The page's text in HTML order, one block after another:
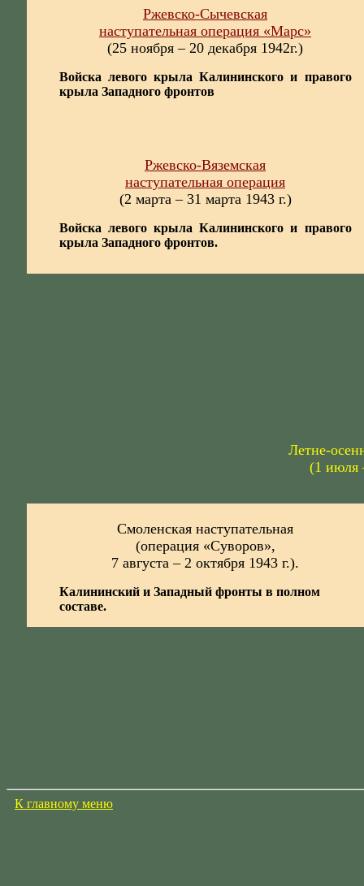
Ржевско-Сычевская
наступательная операция «Марс»
(25 ноября – 20 декабря 1942г.)
Войска левого крыла Калининского и правого
крыла Западного фронтов
Ржевско-Вяземская
наступательная операция
(2 марта – 31 марта 1943 г.)
Войска левого крыла Калининского и правого
крыла Западного фронтов.
Летне-
(1 июля
Смоленская наступательная
(операция «Суворов»,
7 августа – 2 октября 1943 г.).
Калининский и Западный фронты в полном
составе.
К главному меню